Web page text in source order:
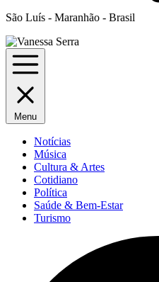
São Luís - Maranhão - Brasil
Menu
Notícias
Música
Cultura & Artes
Cotidiano
Política
Saúde & Bem-Estar
Turismo